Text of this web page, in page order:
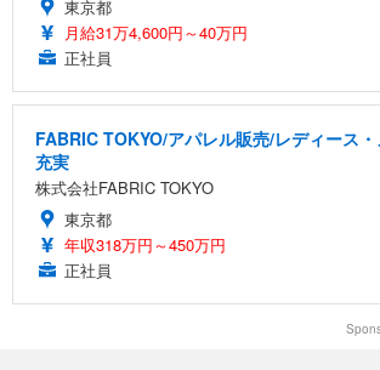
東京都
月給31万4,600円～40万円
正社員
FABRIC TOKYO/アパレル販売/レディース
充実
株式会社FABRIC TOKYO
東京都
年収318万円～450万円
正社員